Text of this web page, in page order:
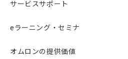
サービスサポート
eラーニング・セミナ
オムロンの提供価値